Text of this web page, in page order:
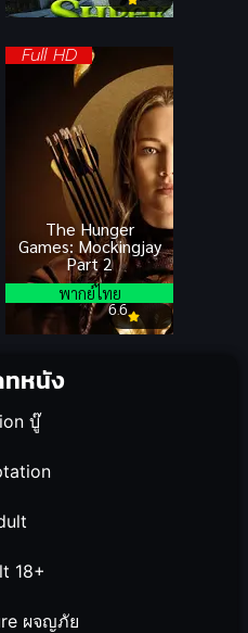
ทหนัง
บู๊
18+
ผจญภัย
Full HD
The Hunger
Games: Mockingjay
Part 2
6.6
พากย์ไทย